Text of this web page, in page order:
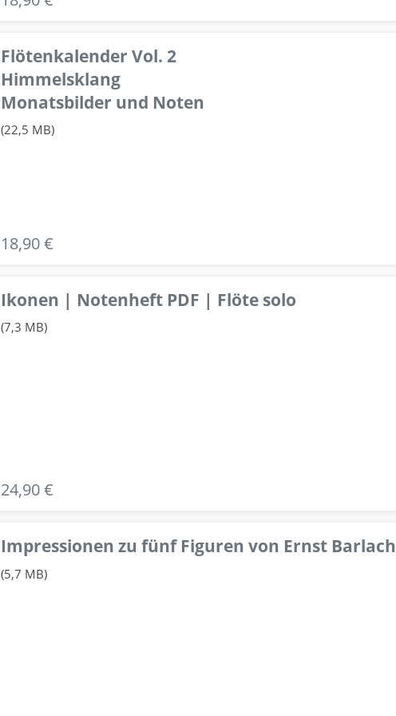
Flötenkalender Vol. 2
Himmelsklang
Monatsbilder und Noten
(22,5 MB)
18,90 €
Ikonen | Notenheft PDF | Flöte solo
(7,3 MB)
24,90 €
Impressionen zu fünf Figuren von Ernst Barlach
(5,7 MB)